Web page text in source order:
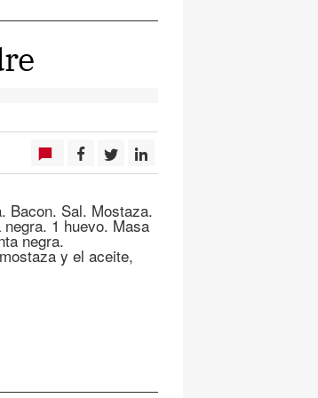
Bacon. Sal. Mostaza.
1 huevo. Masa
negra.
y el aceite,